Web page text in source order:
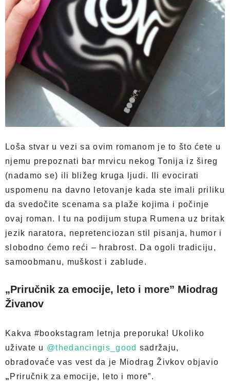
Loša stvar u vezi sa ovim romanom je to što ćete u
njemu prepoznati bar mrvicu nekog Tonija iz šireg
(nadamo se) ili bližeg kruga ljudi. Ili evocirati
uspomenu na davno letovanje kada ste imali priliku
da svedočite scenama sa plaže kojima i počinje
ovaj roman. I tu na podijum stupa Rumena uz britak
jezik naratora, nepretenciozan stil pisanja, humor i
slobodno ćemo reći – hrabrost. Da ogoli tradiciju,
samoobmanu, muškost i zablude.
„Priručnik za emocije, leto i more” Miodrag
Živanov
Kakva #bookstagram letnja preporuka! Ukoliko
uživate u @thedancingis_good sadržaju,
obradovaće vas vest da je Miodrag Živkov objavio
„ Priručnik za emocije, leto i more”.